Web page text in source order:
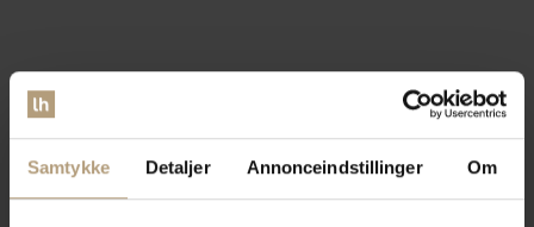
Samtykke Detaljer Annonceindstillinger Om